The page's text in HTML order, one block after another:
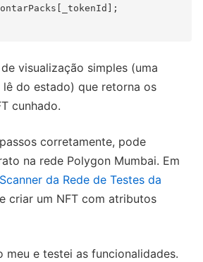
visualização simples (uma
lê do estado) que retorna os
cunhado.
corretamente, pode
na rede Polygon Mumbai. Em
Scanner da Rede de Testes da
criar um NFT com atributos
meu e testei as funcionalidades.